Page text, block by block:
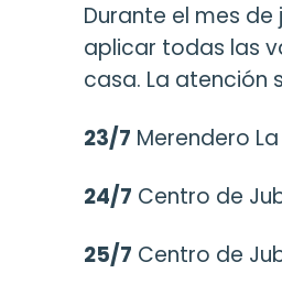
Durante el mes de
aplicar todas las
casa. La atención
23/7 Merendero
24/7 Centro de
25/7 Centro de